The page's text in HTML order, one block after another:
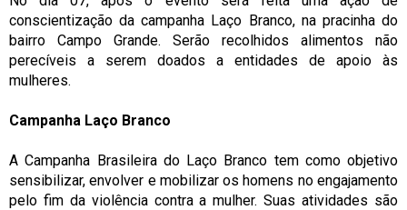
conscientização da campanha Laço Branco, na pracinha do
bairro Campo Grande. Serão recolhidos alimentos não
perecíveis a serem doados a entidades de apoio às
mulheres.
Campanha Laço Branco
A Campanha Brasileira do Laço Branco tem como objetivo
sensibilizar, envolver e mobilizar os homens no engajamento
pelo fim da violência contra a mulher. Suas atividades são